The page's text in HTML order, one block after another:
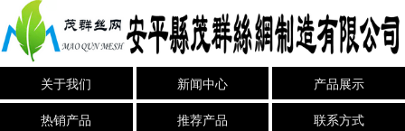
关于我们 新闻中心
产品展示
热销产品
推荐产品 联系方式